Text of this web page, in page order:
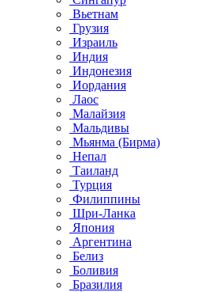
Вьетнам
Грузия
Израиль
Индия
Индонезия
Иордания
Лаос
Малайзия
Мальдивы
Мьянма (Бирма)
Непал
Таиланд
Турция
Филиппины
Шри-Ланка
Япония
Аргентина
Белиз
Боливия
Бразилия